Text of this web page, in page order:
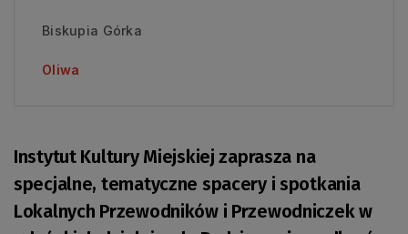
Biskupia Górka
Oliwa
Instytut Kultury Miejskiej zaprasza na
specjalne, tematyczne spacery i spotkania
Lokalnych Przewodników i Przewodniczek w